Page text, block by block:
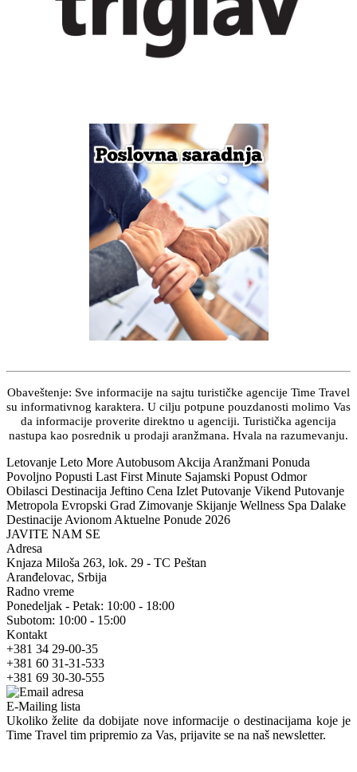
Obaveštenje: Sve informacije na sajtu turističke agencije Time Travel
su informativnog karaktera. U cilju potpune pouzdanosti molimo Vas
da informacije proverite direktno u agenciji. Turistička agencija
nastupa kao posrednik u prodaji aranžmana. Hvala na razumevanju.
Letovanje Leto More Autobusom Akcija Aranžmani Ponuda
Povoljno Popusti Last First Minute Sajamski Popust Odmor
Obilasci Destinacija Jeftino Cena Izlet Putovanje Vikend Putovanje
Metropola Evropski Grad Zimovanje Skijanje Wellness Spa Dalake
Destinacije Avionom Aktuelne Ponude 2026
JAVITE NAM SE
Adresa
Knjaza Miloša 263, lok. 29 - TC Peštan
Aranđelovac, Srbija
Radno vreme
Ponedeljak - Petak: 10:00 - 18:00
Subotom: 10:00 - 15:00
Kontakt
+381 34 29-00-35
+381 60 31-31-533
+381 69 30-30-555
E-Mailing lista
Ukoliko želite da dobijate nove informacije o destinacijama koje je
Time Travel tim pripremio za Vas, prijavite se na naš newsletter.